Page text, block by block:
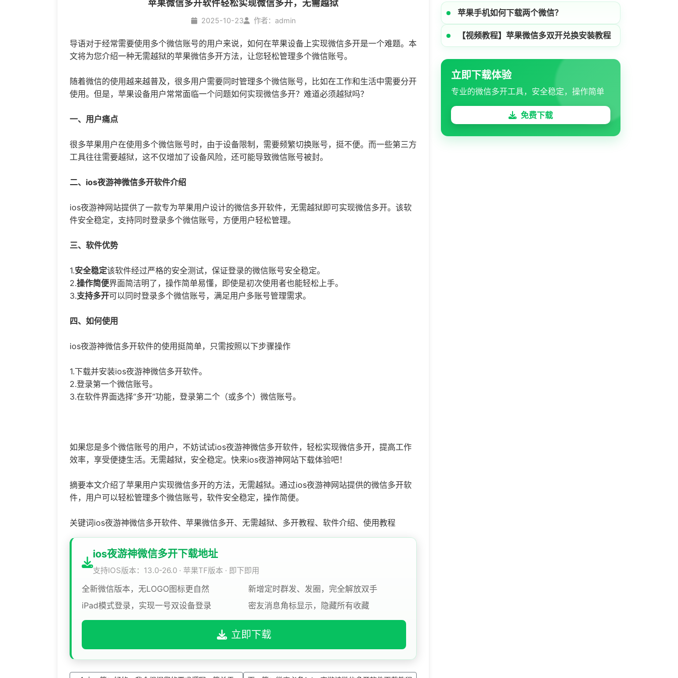
苹果微信多开软件轻松实现微信多开，无需越狱
2025-10-23 作者：admin
导语对于经常需要使用多个微信账号的用户来说，如何在苹果设备上实现微信多开是一个难题。本
文将为您介绍一种无需越狱的苹果微信多开方法，让您轻松管理多个微信账号。
随着微信的使用越来越普及，很多用户需要同时管理多个微信账号，比如在工作和生活中需要分开
使用。但是，苹果设备用户常常面临一个问题如何实现微信多开？难道必须越狱吗？
一、用户痛点
很多苹果用户在使用多个微信账号时，由于设备限制，需要频繁切换账号，挺不便。而一些第三方
工具往往需要越狱，这不仅增加了设备风险，还可能导致微信账号被封。
二、ios夜游神微信多开软件介绍
ios夜游神网站提供了一款专为苹果用户设计的微信多开软件，无需越狱即可实现微信多开。该软
件安全稳定，支持同时登录多个微信账号，方便用户轻松管理。
三、软件优势
1.安全稳定该软件经过严格的安全测试，保证登录的微信账号安全稳定。
2.操作简便界面简洁明了，操作简单易懂，即使是初次使用者也能轻松上手。
3.支持多开可以同时登录多个微信账号，满足用户多账号管理需求。
四、如何使用
ios夜游神微信多开软件的使用挺简单，只需按照以下步骤操作
1.下载并安装ios夜游神微信多开软件。
2.登录第一个微信账号。
3.在软件界面选择“多开”功能，登录第二个（或多个）微信账号。
如果您是多个微信账号的用户，不妨试试ios夜游神微信多开软件，轻松实现微信多开，提高工作
效率，享受便捷生活。无需越狱，安全稳定。快来ios夜游神网站下载体验吧！
摘要本文介绍了苹果用户实现微信多开的方法，无需越狱。通过ios夜游神网站提供的微信多开软
件，用户可以轻松管理多个微信账号，软件安全稳定，操作简便。
关键词ios夜游神微信多开软件、苹果微信多开、无需越狱、多开教程、软件介绍、使用教程
ios夜游神微信多开下载地址
支持IOS版本：13.0-26.0 · 苹果TF版本 · 即下即用
全新微信版本，无LOGO图标更自然
新增定时群发、发圈，完全解放双手
iPad模式登录，实现一号双设备登录
密友消息角标显示，隐藏所有收藏
立即下载
苹果手机如何下载两个微信？
【视频教程】苹果微信多双开兑换安装教程
立即下载体验
专业的微信多开工具，安全稳定，操作简单
免费下载